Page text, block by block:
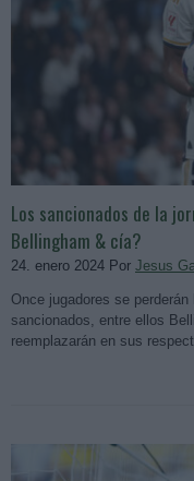
Los sancionados de la
Bellingham & cía?
24. enero 2024 Por Jesus
Once jugadores se
sancionados, entre ellos
reemplazarán en sus